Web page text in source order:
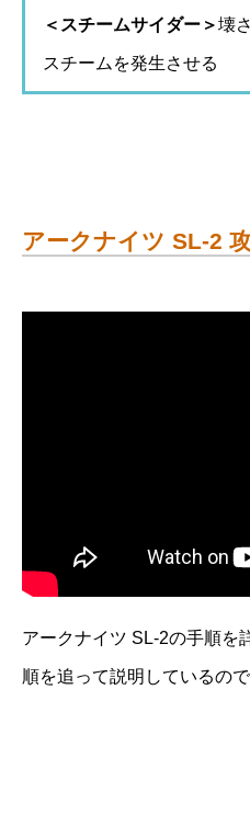
＜スチームサイダー＞壊
スチームを発生させる
アークナイツ SL-2
アークナイツ SL-2の手順を
順を追って説明しているの